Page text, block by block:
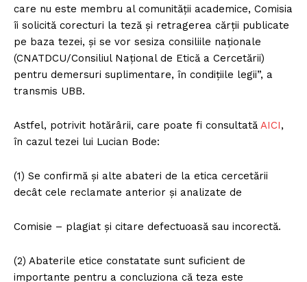
care nu este membru al comunității academice, Comisia
îi solicită corecturi la teză și retragerea cărții publicate
pe baza tezei, și se vor sesiza consiliile naționale
(CNATDCU/Consiliul Național de Etică a Cercetării)
pentru demersuri suplimentare, în condițiile legii”, a
transmis UBB.
Astfel, potrivit hotărârii, care poate fi consultată AICI,
în cazul tezei lui Lucian Bode:
(1) Se confirmă și alte abateri de la etica cercetării
decât cele reclamate anterior și analizate de
Comisie – plagiat și citare defectuoasă sau incorectă.
(2) Abaterile etice constatate sunt suficient de
importante pentru a concluziona că teza este